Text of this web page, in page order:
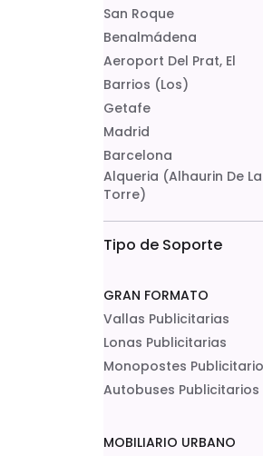
San Roque
Benalmádena
Aeroport Del Prat, El
Barrios (Los)
Getafe
Madrid
Barcelona
Alqueria (alhaurin De La
Torre)
Tipo de Soporte
GRAN FORMATO
Vallas Publicitarias
Lonas Publicitarias
Monopostes
Autobuses Publicitarios
MOBILIARIO URBANO